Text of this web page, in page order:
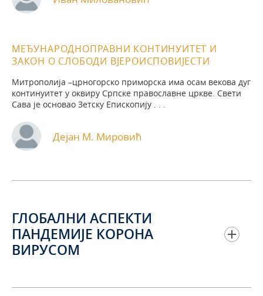
МЕЂУНАРОДНОПРАВНИ КОНТИНУИТЕТ И
ЗАКОН О СЛОБОДИ ВЈЕРОИСПОВИЈЕСТИ
Митрополија –црногорско приморска има осам векова дуг
континуитет у оквиру Српске православне цркве. Свети
Сава је основао Зетску Епископију . . .
Дејан М. Мировић
ГЛОБАЛНИ АСПЕКТИ
ПАНДЕМИЈЕ КОРОНА
ВИРУСОМ